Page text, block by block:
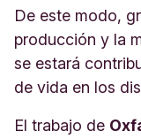
De este modo,
producción y la
se estará
de vida en los
El trabajo de